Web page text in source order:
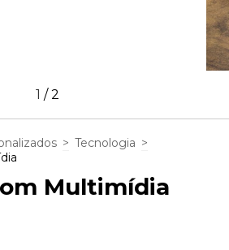
1 /2
> Tecnologia >
Multimídia